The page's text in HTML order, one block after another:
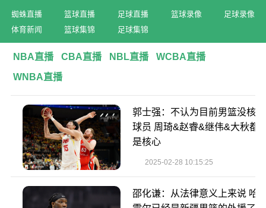
蜘蛛直播 篮球直播 足球直播 篮球录像
足球录像
体育新闻
篮球集锦 足球集锦
NBA直播 CBA直播 NBL直播
WCBA直播
WNBA直播
郭士强：不认为目前男篮没核心
球员 周琦&赵睿&继伟&大秋都
是核心
2025-02-28 10:15:25
邵化谦：从法律意义上来说 哈